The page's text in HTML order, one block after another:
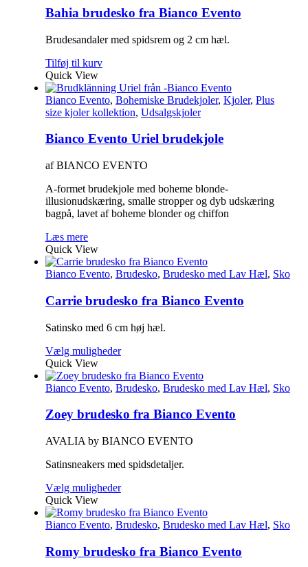
Bahia brudesko fra Bianco Evento
Brudesandaler med spidsrem og 2 cm hæl.
Tilføj til kurv
Quick View
Bianco Evento, Bohemiske Brudekjoler, Kjoler, Plus
size kjoler kollektion, Udsalgskjoler
Bianco Evento Uriel brudekjole
af BIANCO EVENTO
A-formet brudekjole med boheme blonde-
illusionudskæring, smalle stropper og dyb udskæring
bagpå, lavet af boheme blonder og chiffon
Læs mere
Quick View
Bianco Evento, Brudesko, Brudesko med Lav Hæl, Sko
Carrie brudesko fra Bianco Evento
Satinsko med 6 cm høj hæl.
Vælg muligheder
Quick View
Bianco Evento, Brudesko, Brudesko med Lav Hæl, Sko
Zoey brudesko fra Bianco Evento
AVALIA by BIANCO EVENTO
Satinsneakers med spidsdetaljer.
Vælg muligheder
Quick View
Bianco Evento, Brudesko, Brudesko med Lav Hæl, Sko
Romy brudesko fra Bianco Evento